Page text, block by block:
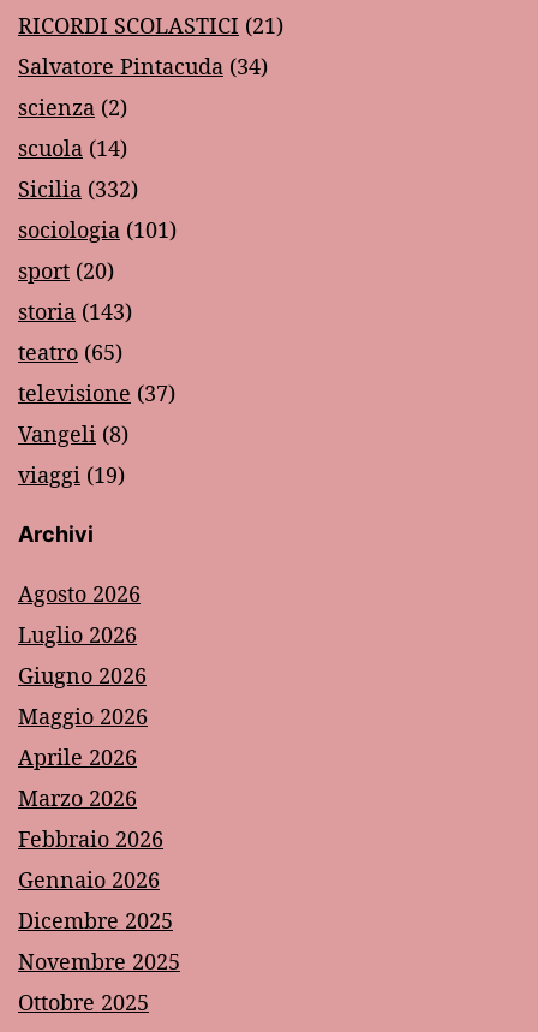
RICORDI SCOLASTICI (21)
Salvatore Pintacuda (34)
scienza (2)
scuola (14)
Sicilia (332)
sociologia (101)
sport (20)
storia (143)
teatro (65)
televisione (37)
Vangeli (8)
viaggi (19)
Archivi
Agosto 2026
Luglio 2026
Giugno 2026
Maggio 2026
Aprile 2026
Marzo 2026
Febbraio 2026
Gennaio 2026
Dicembre 2025
Novembre 2025
Ottobre 2025